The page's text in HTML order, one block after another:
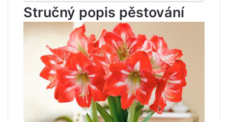
Stručný popis pěstování